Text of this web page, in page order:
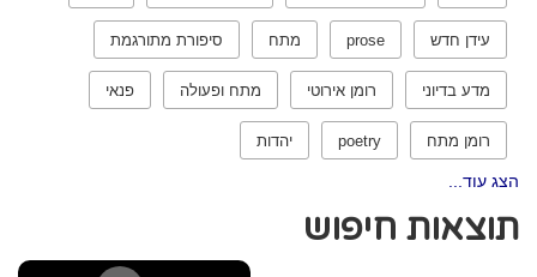
עידן חדש prose מתח סיפורת מתורגמת
מדע בדיוני רומן אירוטי מתח ופעולה פנאי
רומן מתח poetry יהדות
הצג עוד...
תוצאות חיפוש